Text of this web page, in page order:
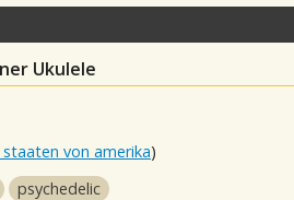
Ukulele
von amerika)
psychedelic